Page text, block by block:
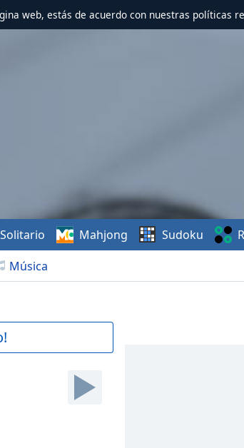
web, estás de acuerdo con nuestras políticas
Música
Solitario Mahjong Sudoku